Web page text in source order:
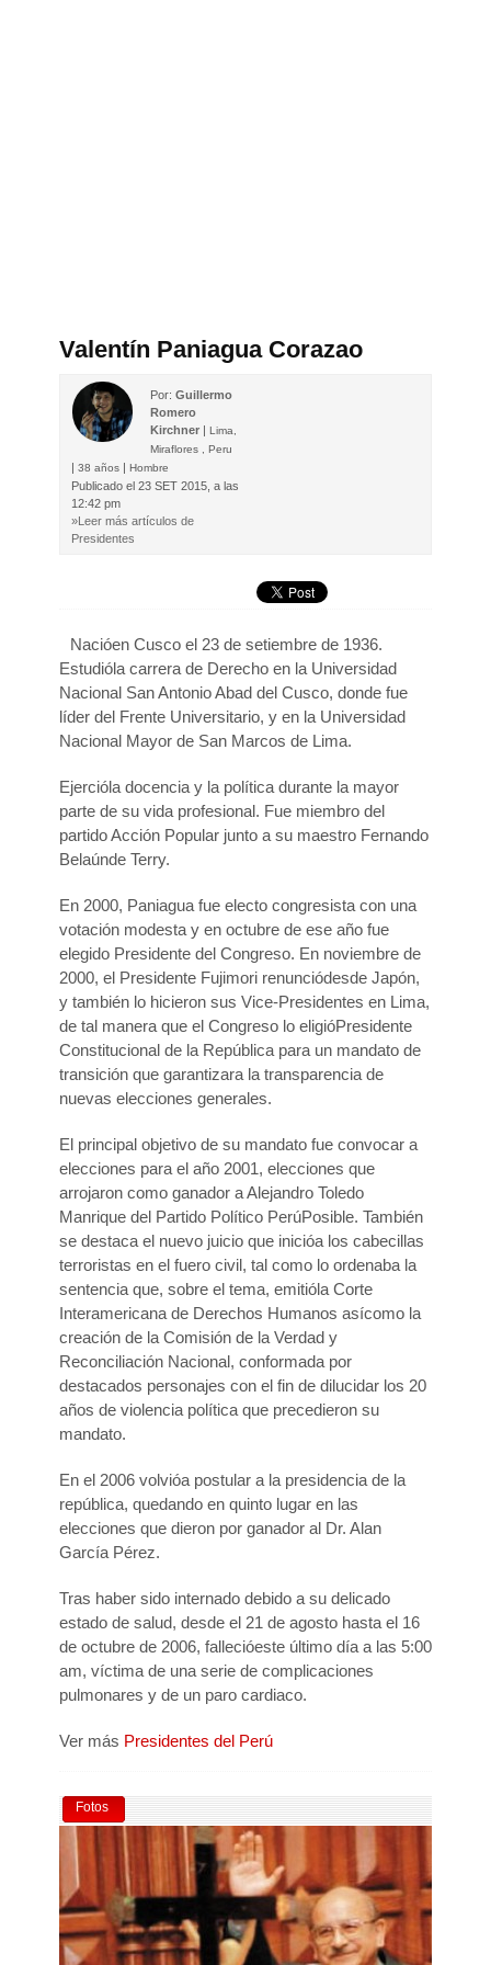
Valentín Paniagua Corazao
Por:Guillermo
Romero
Kirchner‎ |Lima,
Miraflores , Peru
| 38 años | Hombre
Publicado el 23 SET 2015, a las
12:42 pm
»Leer más artículos de
Presidentes
Nacióen Cusco el 23 de setiembre de 1936.
Estudióla carrera de Derecho en la Universidad
Nacional San Antonio Abad del Cusco, donde fue
líder del Frente Universitario, y en la Universidad
Nacional Mayor de San Marcos de Lima.
Ejercióla docencia y la política durante la mayor
parte de su vida profesional. Fue miembro del
partido Acción Popular junto a su maestro Fernando
Belaúnde Terry.
En 2000, Paniagua fue electo congresista con una
votación modesta y en octubre de ese año fue
elegido Presidente del Congreso. En noviembre de
2000, el Presidente Fujimori renunciódesde Japón,
y también lo hicieron sus Vice-Presidentes en Lima,
de tal manera que el Congreso lo eligióPresidente
Constitucional de la República para un mandato de
transición que garantizara la transparencia de
nuevas elecciones generales.
El principal objetivo de su mandato fue convocar a
elecciones para el año 2001, elecciones que
arrojaron como ganador a Alejandro Toledo
Manrique del Partido Político PerúPosible. También
se destaca el nuevo juicio que inicióa los cabecillas
terroristas en el fuero civil, tal como lo ordenaba la
sentencia que, sobre el tema, emitióla Corte
Interamericana de Derechos Humanos asícomo la
creación de la Comisión de la Verdad y
Reconciliación Nacional, conformada por
destacados personajes con el fin de dilucidar los 20
años de violencia política que precedieron su
mandato.
En el 2006 volvióa postular a la presidencia de la
república, quedando en quinto lugar en las
elecciones que dieron por ganador al Dr. Alan
García Pérez.
Tras haber sido internado debido a su delicado
estado de salud, desde el 21 de agosto hasta el 16
de octubre de 2006, fallecióeste último día a las 5:00
am, víctima de una serie de complicaciones
pulmonares y de un paro cardiaco.
Ver más Presidentes del Perú
Fotos